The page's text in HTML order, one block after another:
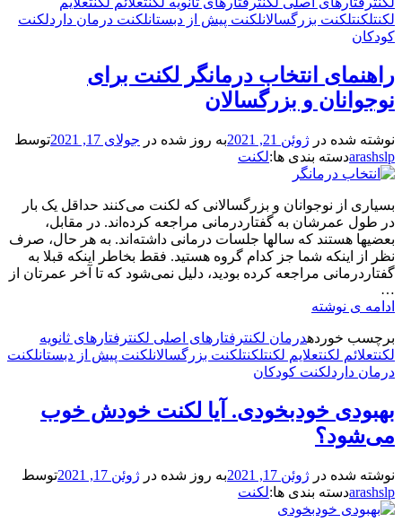
درمان
لکنت
با
همدیگر
دارند؟
لکنتلکنتلکنت بزرگسالانلکنت پیش از دبستانلکنت درمان داردلکنت
کودکان
راهنمای انتخاب درمانگر لکنت برای
نوجوانان و بزرگسالان
نوشته شده در ژوئن 21, 2021 به روز شده در جولای 17, 2021
توسط
arashslpدسته بندی ها:لکنت
بسیاری از نوجوانان و بزرگسالانی که لکنت می‌کنند حداقل یک بار
در طول عمرشان به گفتاردرمانی مراجعه کرده‌اند. در مقابل،
بعضیها هستند که سالها جلسات درمانی داشته‌اند. به هر حال، صرف
نظر از اینکه شما جز کدام گروه هستید. فقط بخاطر اینکه قبلا به
گفتاردرمانی مراجعه کرده بودید، دلیل نمی‌شود که تا آخر عمرتان از
…
ادامه ی نوشته
درمانگر
لکنت
برای
و
بزرگسالان
برچسب‌ خوردهدرمان لکنترفتارهای اصلی لکنترفتارهای ثانویه
لکنتعلائم لکنتعلایم لکنتلکنتلکنت بزرگسالانلکنت پیش از دبستانلکنت
درمان داردلکنت کودکان
بهبودی خودبخودی. آیا لکنت خودش خوب
می‌شود؟
نوشته شده در ژوئن 17, 2021 به روز شده در ژوئن 17, 2021
توسط
arashslpدسته بندی ها:لکنت